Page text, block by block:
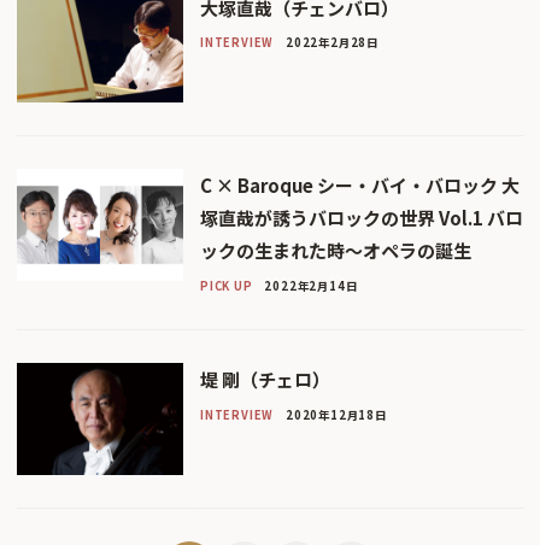
大塚直哉（チェンバロ）
INTERVIEW 2022年2月28日
C × Baroque シー・バイ・バロック 大
塚直哉が誘うバロックの世界 Vol.1 バロ
ックの生まれた時～オペラの誕生
PICK UP 2022年2月14日
堤 剛（チェロ）
INTERVIEW 2020年12月18日